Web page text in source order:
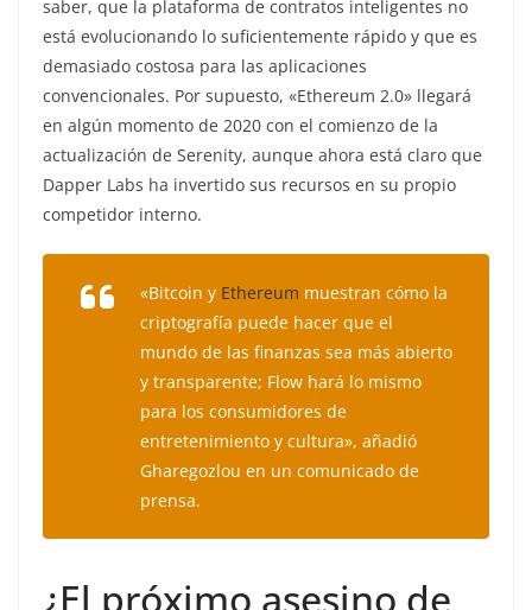
saber, que la plataforma de contratos inteligentes no
está evolucionando lo suficientemente rápido y que es
demasiado costosa para las aplicaciones
convencionales. Por supuesto, «Ethereum 2.0» llegará
en algún momento de 2020 con el comienzo de la
actualización de Serenity, aunque ahora está claro que
Dapper Labs ha invertido sus recursos en su propio
competidor interno.
«Bitcoin y Ethereum muestran cómo la
criptografía puede hacer que el
mundo de las finanzas sea más abierto
y transparente; Flow hará lo mismo
para los consumidores de
entretenimiento y cultura», añadió
Gharegozlou en un comunicado de
prensa.
¿El próximo asesino de